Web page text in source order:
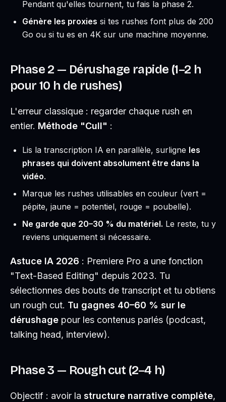
Pendant qu'elles tournent, tu fais la phase 2.
Génère les proxies si tes rushes font plus de 200
Go ou si tu es en 4K sur une machine moyenne.
Phase 2 — Dérushage rapide (1–2 h
pour 10 h de rushes)
L'erreur classique : regarder chaque rush en
entier. Méthode "Cull" :
Lis la transcription IA en parallèle, surligne les
phrases qui doivent absolument être dans la
vidéo.
Marque les rushes utilisables en couleur (vert =
pépite, jaune = potentiel, rouge = poubelle).
Ne garde que 20–30 % du matériel. Le reste, tu y
reviens uniquement si nécessaire.
Astuce IA 2026 : Premiere Pro a une fonction
"Text-Based Editing" depuis 2023. Tu
sélectionnes des bouts de transcript et tu obtiens
un rough cut. Tu gagnes 40–60 % sur le
dérushage pour les contenus parlés (podcast,
talking head, interview).
Phase 3 — Rough cut (2–4 h)
Objectif : avoir la structure narrative complète,